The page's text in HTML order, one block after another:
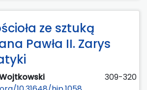
ze sztuką
Pawła II. Zarys
309-320